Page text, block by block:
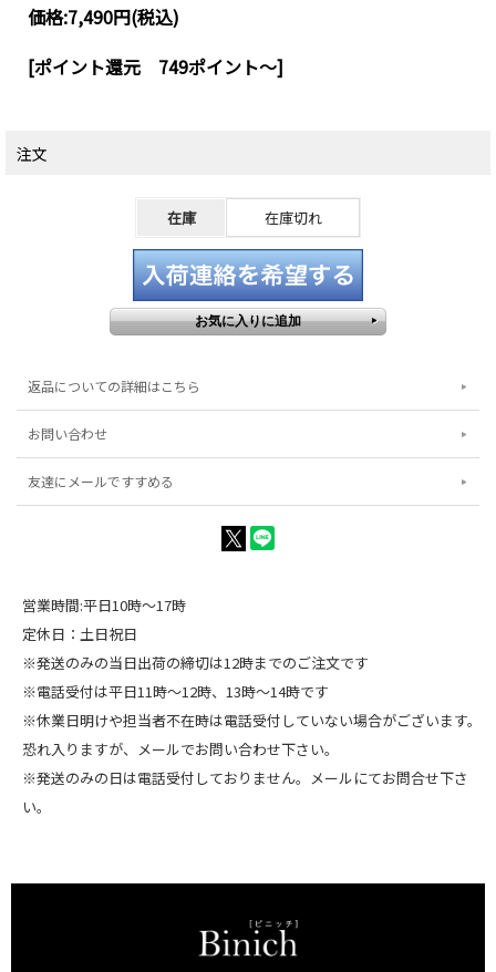
価格:7,490円(税込)
[ポイント還元 749ポイント～]
注文
在庫 在庫切れ
返品についての詳細はこちら
お問い合わせ
友達にメールですすめる
営業時間:平日10時～17時
定休日：土日祝日
※発送のみの当日出荷の締切は12時までのご注文です
※電話受付は平日11時～12時、13時～14時です
※休業日明けや担当者不在時は電話受付していない場合がございます。
恐れ入りますが、メールでお問い合わせ下さい。
※発送のみの日は電話受付しておりません。メールにてお問合せ下さ
い。